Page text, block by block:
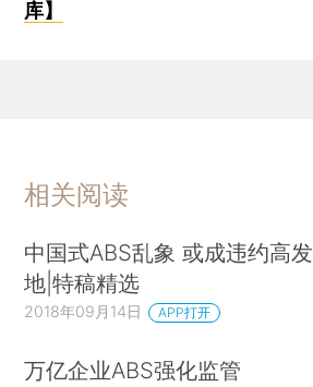
库】
相关阅读
中国式ABS乱象 或成违约高发
地|特稿精选
2018年09月14日 APP打开
万亿企业ABS强化监管